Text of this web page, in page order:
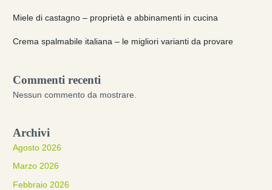
Miele di castagno – proprietà e abbinamenti in cucina
Crema spalmabile italiana – le migliori varianti da provare
Commenti recenti
Nessun commento da mostrare.
Archivi
Agosto 2026
Marzo 2026
Febbraio 2026